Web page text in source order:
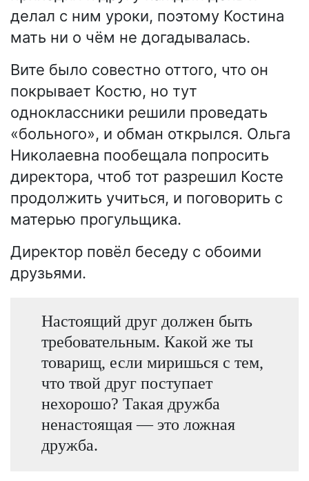
делал с ним уроки, поэтому Костина
мать ни о чём не догадывалась.
Вите было совестно оттого, что он
покрывает Костю, но тут
одноклассники решили проведать
«больного», и обман открылся. Ольга
Николаевна пообещала попросить
директора, чтоб тот разрешил Косте
продолжить учиться, и поговорить с
матерью прогульщика.
Директор повёл беседу с обоими
друзьями.
Настоящий друг должен быть
требовательным. Какой же ты
товарищ, если миришься с тем,
что твой друг поступает
нехорошо? Такая дружба
ненастоящая — это ложная
дружба.